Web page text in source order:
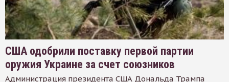
США одобрили поставку первой партии
оружия Украине за счет союзников
Администрация президента США Дональда Трампа